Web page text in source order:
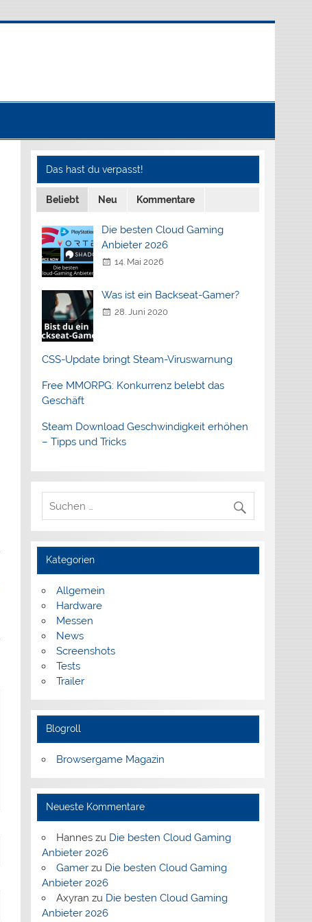
Das hast du verpasst!
Beliebt Neu Kommentare
Die besten Cloud Gaming
Anbieter 2026
14. Mai 2026
Was ist ein Backseat-Gamer?
28. Juni 2020
CSS-Update bringt Steam-Viruswarnung
Free MMORPG: Konkurrenz belebt das
Geschäft
Steam Download Geschwindigkeit erhöhen
– Tipps und Tricks
Kategorien
Allgemein
Hardware
Messen
News
Screenshots
Tests
Trailer
Blogroll
Browsergame Magazin
Neueste Kommentare
Hanneszu Die besten Cloud Gaming
Anbieter 2026
Gamerzu Die besten Cloud Gaming
Anbieter 2026
Axyran zu Die besten Cloud Gaming
Anbieter 2026